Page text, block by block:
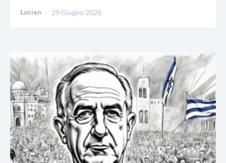
Lucien 29 Giugno 2026